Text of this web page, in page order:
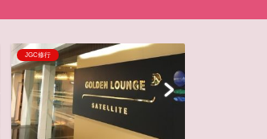
イベント情報